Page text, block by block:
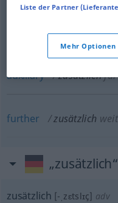
supplementary
auxiliary zusätzlich
further zusätzlich
„zusätzlich“
zusätzlich [-ˌzɛtslɪç] adv
Liste der Partner
Mehr Optionen